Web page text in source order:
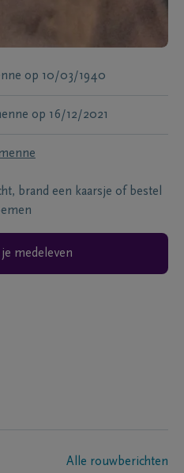
op 10/03/1940
op 16/12/2021
brand een kaarsje of bestel
je medeleven
Alle rouwberichten